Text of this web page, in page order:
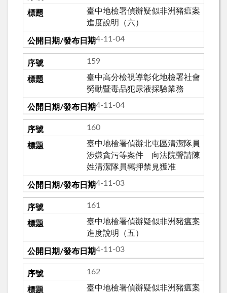
臺中地檢署偵辦疑似非洲豬瘟案
進度說明（六）
114-11-04
159
臺中高分檢視導彰化地檢署社會
勞動暨毒品犯尿液採驗業務
114-11-04
160
臺中地檢署偵辦北屯區清潔隊員
涉嫌貪污等案件 向法院聲請陳
姓清潔隊員羈押禁見獲准
114-11-03
161
臺中地檢署偵辦疑似非洲豬瘟案
進度說明（五）
114-11-03
162
臺中地檢署偵辦疑似非洲豬瘟案